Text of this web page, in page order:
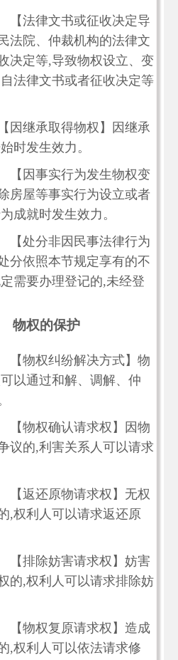
法律文书或征收决定导
法院、仲裁机构的法律文
决定等,导致物权设立、变
法律文书或者征收决定等
继承取得物权】因继承
时发生效力。
因事实行为发生物权变
房屋等事实行为设立或者
成就时发生效力。
处分非因民事法律行为
分依照本节规定享有的不
需要办理登记的,未经登
物权的保护
物权纠纷解决方式】物
以通过和解、调解、仲
物权确认请求权】因物
议的,利害关系人可以请求
返还原物请求权】无权
,权利人可以请求返还原
排除妨害请求权】妨害
的,权利人可以请求排除妨
物权复原请求权】造成
,权利人可以依法请求修